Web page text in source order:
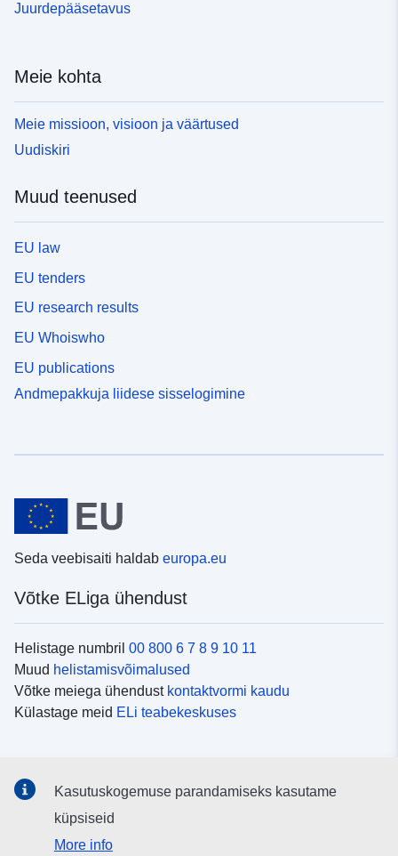
Juurdepääsetavus
Meie kohta
Meie missioon, visioon ja väärtused
Uudiskiri
Muud teenused
EU law
EU tenders
EU research results
EU Whoiswho
EU publications
Andmepakkuja liidese sisselogimine
Seda veebisaiti haldab europa.eu
Võtke ELiga ühendust
Helistage numbril 00 800 6 7 8 9 10 11
Muud helistamisvõimalused
Võtke meiega ühendust kontaktvormi kaudu
Külastage meid ELi teabekeskuses
Otsige ELi teavet
Kasutuskogemuse parandamiseks kasutame
küpsiseid
More info